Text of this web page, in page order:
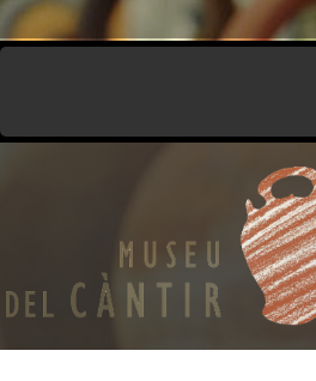
Vés al contingut